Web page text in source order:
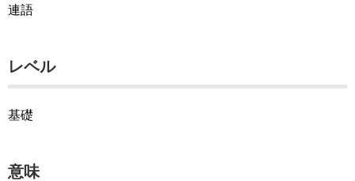
連語
レベル
基礎
意味